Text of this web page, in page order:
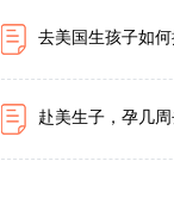
去美国生孩子如
赴美生子，孕几